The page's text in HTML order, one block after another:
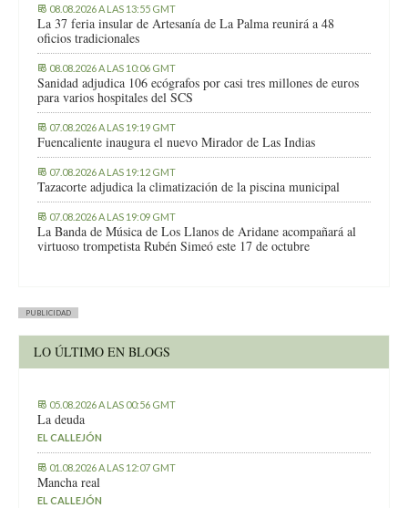
08.08.2026 A LAS 13:55 GMT
La 37 feria insular de Artesanía de La Palma reunirá a 48
oficios tradicionales
08.08.2026 A LAS 10:06 GMT
Sanidad adjudica 106 ecógrafos por casi tres millones de euros
para varios hospitales del SCS
07.08.2026 A LAS 19:19 GMT
Fuencaliente inaugura el nuevo Mirador de Las Indias
07.08.2026 A LAS 19:12 GMT
Tazacorte adjudica la climatización de la piscina municipal
07.08.2026 A LAS 19:09 GMT
La Banda de Música de Los Llanos de Aridane acompañará al
virtuoso trompetista Rubén Simeó este 17 de octubre
PUBLICIDAD
LO ÚLTIMO EN BLOGS
05.08.2026 A LAS 00:56 GMT
La deuda
EL CALLEJÓN
01.08.2026 A LAS 12:07 GMT
Mancha real
EL CALLEJÓN